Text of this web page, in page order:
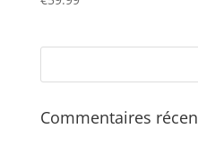
Commentaires